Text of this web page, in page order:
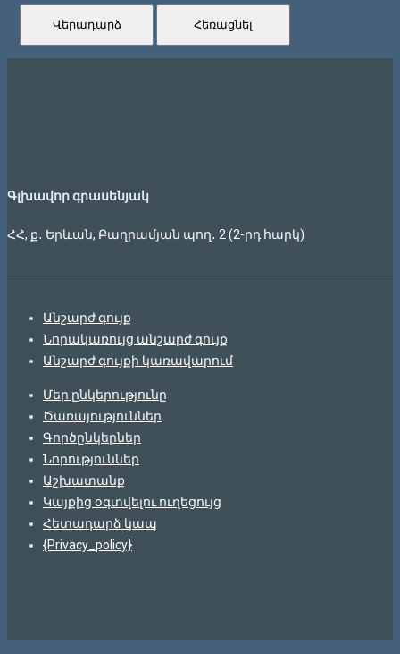
Վերադարձ Հեռացնել
Գլխավոր գրասենյակ
ՀՀ, ք․ Երևան, Բաղրամյան պող․ 2 (2-րդ հարկ)
Անշարժ գույք
Նորակառույց անշարժ գույք
Անշարժ գույքի կառավարում
Մեր ընկերությունը
Ծառայություններ
Գործընկերներ
Նորություններ
Աշխատանք
Կայքից օգտվելու ուղեցույց
Հետադարձ կապ
{Privacy_policy}